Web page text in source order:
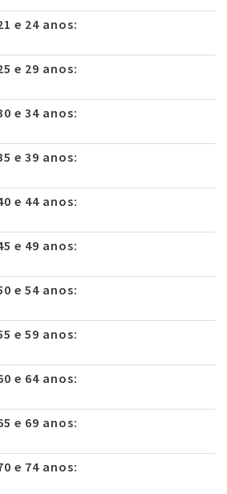
e 24 anos:
e 29 anos:
e 34 anos:
e 39 anos:
e 44 anos:
e 49 anos:
e 54 anos:
e 59 anos:
e 64 anos:
e 69 anos:
e 74 anos: